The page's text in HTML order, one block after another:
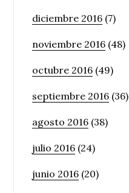
diciembre 2016 (7)
noviembre 2016 (48)
octubre 2016 (49)
septiembre 2016 (36)
agosto 2016 (38)
julio 2016 (24)
junio 2016 (20)